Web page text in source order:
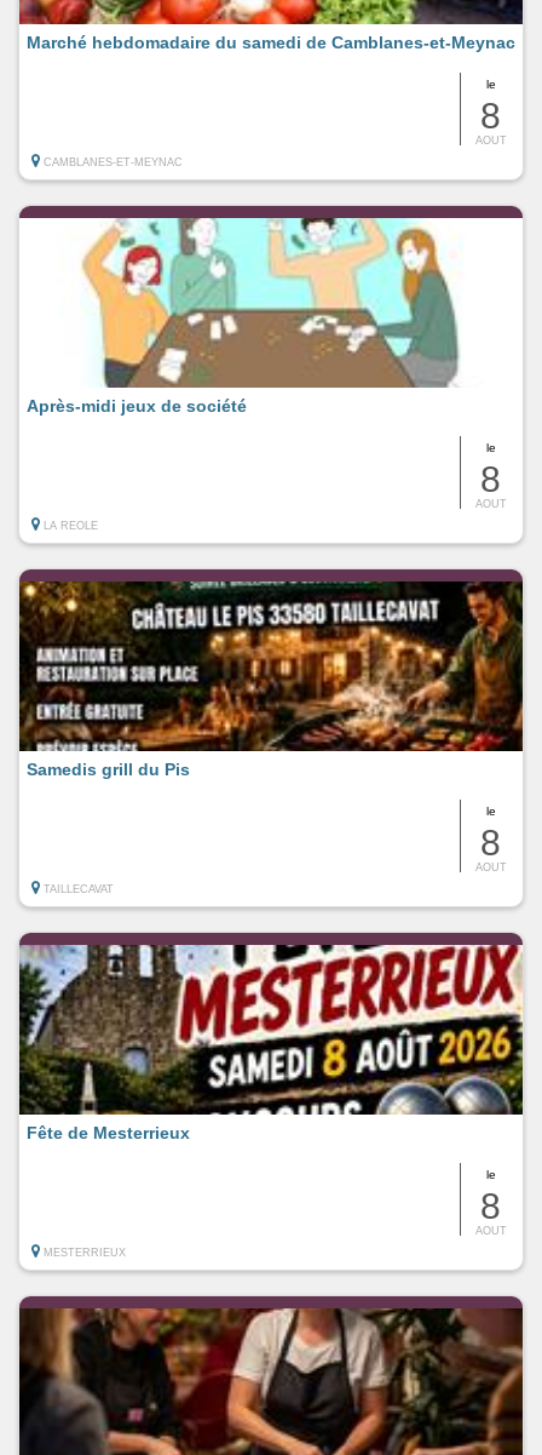
le
8
AOUT
Marché hebdomadaire du samedi de Camblanes-et-Meynac
CAMBLANES-ET-MEYNAC
le
8
AOUT
Après-midi jeux de société
LA REOLE
le
8
AOUT
Samedis grill du Pis
TAILLECAVAT
le
8
AOUT
Fête de Mesterrieux
MESTERRIEUX